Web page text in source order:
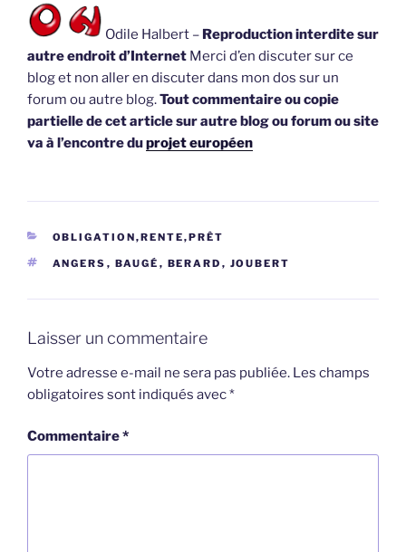
Odile Halbert – Reproduction interdite sur
autre endroit d’Internet Merci d’en discuter sur ce
blog et non aller en discuter dans mon dos sur un
forum ou autre blog.Tout commentaire ou copie
partielle de cet article sur autre blog ou forum ou site
va à l’encontre duprojet européen
CATÉGORIES
OBLIGATION,RENTE,PRÊT
ÉTIQUETTES
ANGERS , BAUGÉ , BERARD , JOUBERT
Laisser un commentaire
Votre adresse e-mail ne sera pas publiée. Les champs
obligatoires sont indiqués avec*
Commentaire*